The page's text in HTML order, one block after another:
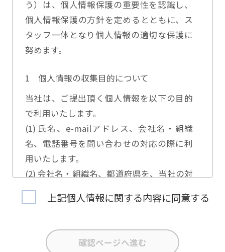
う）は、個人情報保護の重要性を認識し、
個人情報保護の方針を定めるとともに、ス
タッフ一体となり個人情報の適切な保護に
努めます。
1 個人情報の収集目的について
当社は、ご提出頂く個人情報を以下の目的
で利用いたします。
(1) 氏名、e-mailアドレス、会社名・組織
名、電話番号を問い合わせの対応の際に利
用いたします。
(2) 会社名・組織名、都道府県を、当社の対
応担当者の振り分けに利用いたします。
(3) お問合せ内容について集計分析を行い、
業活動の参考にいたします。
(4) 氏名、e-mailアドレス、会社名・組織
上記個人情報に関する内容に同意する